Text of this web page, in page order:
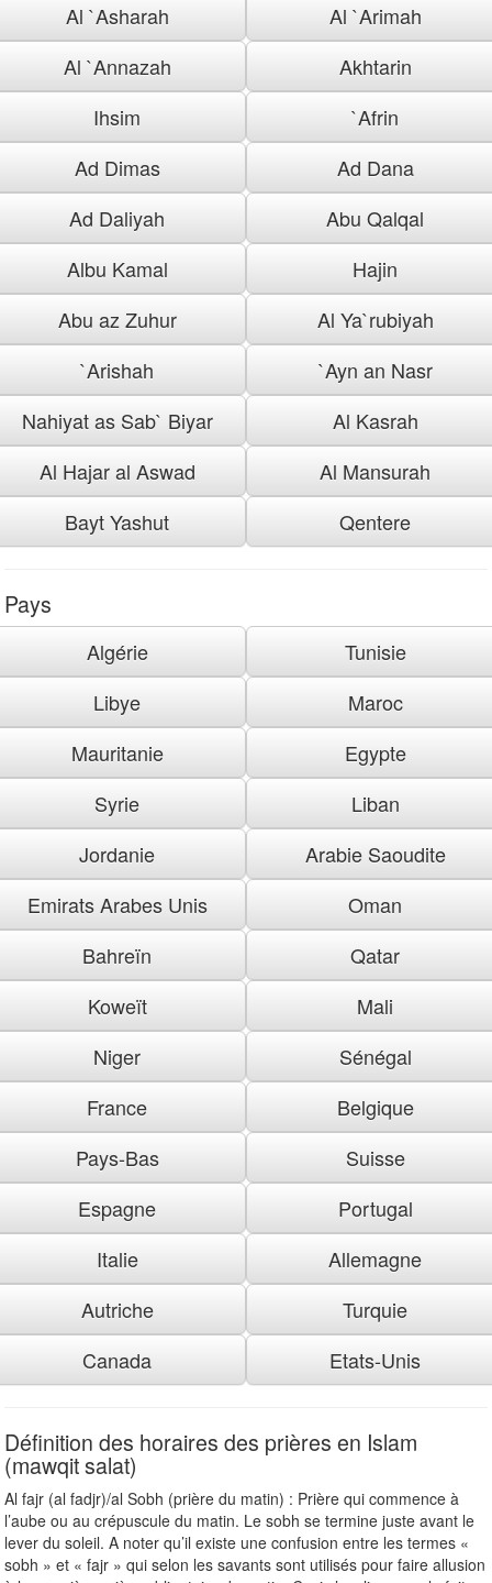
Al `Asharah
Al `Arimah
Al `Annazah
Akhtarin
Ihsim
`Afrin
Ad Dimas
Ad Dana
Ad Daliyah
Abu Qalqal
Albu Kamal
Hajin
Abu az Zuhur
Al Ya`rubiyah
`Arishah
`Ayn an Nasr
Nahiyat as Sab` Biyar
Al Kasrah
Al Hajar al Aswad
Al Mansurah
Bayt Yashut
Qentere
Pays
Algérie
Tunisie
Libye
Maroc
Mauritanie
Egypte
Syrie
Liban
Jordanie
Arabie Saoudite
Emirats Arabes Unis
Oman
Bahreïn
Qatar
Koweït
Mali
Niger
Sénégal
France
Belgique
Pays-Bas
Suisse
Espagne
Portugal
Italie
Allemagne
Autriche
Turquie
Canada
Etats-Unis
Définition des horaires des prières en Islam
(mawqit salat)
Al fajr (al fadjr)/al Sobh (prière du matin) : Prière qui commence à
l’aube ou au crépuscule du matin. Le sobh se termine juste avant le
lever du soleil. A noter qu’il existe une confusion entre les termes «
sobh » et « fajr » qui selon les savants sont utilisés pour faire allusion